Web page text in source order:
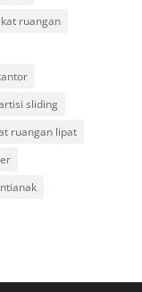
ruangan
sliding
ruangan lipat